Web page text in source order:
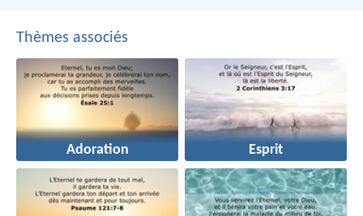
Thèmes associés
Adoration Esprit